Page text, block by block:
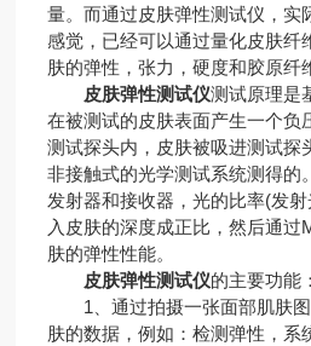
量。而通过皮肤弹性测试仪，实
感觉，已经可以通过量化皮肤纤
肤的弹性，张力，硬度和胶原纤
皮肤弹性测试仪测试原理是
在被测试的皮肤表面产生一个负
测试探头内，皮肤被吸进测试探
非接触式的光学测试系统测得的
发射器和接收器，光的比率(发
入皮肤的深度成正比，然后通过
肤的弹性性能。
皮肤弹性测试仪的主要功能：
1、通过拍摄一张面部肌肤图
肤的数据，例如：检测弹性，系